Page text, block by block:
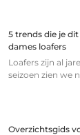
5 trends die je
dames loafers
Loafers zijn al
seizoen zien we
Overzichtsgids